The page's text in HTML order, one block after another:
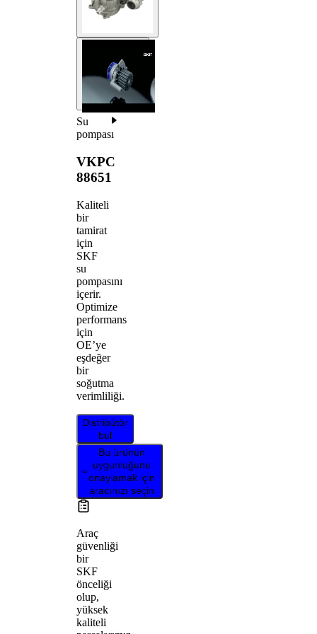
Su
pompası
VKPC
88651
Kaliteli
bir
tamirat
için
SKF
su
pompasını
içerir.
Optimize
performans
için
OE’ye
eşdeğer
bir
soğutma
verimliliği.
Distribütör
bul
Bu ürünün
uygunluğunu
onaylamak için
aracınızı seçin
Araç
güvenliği
bir
SKF
önceliği
olup,
yüksek
kaliteli